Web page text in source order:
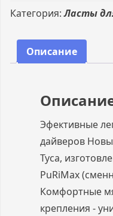
для
Tusa
Hyflex
Категория:Ласты
Описание
Эфективные
дайверов
Туса,
PuRiMax
Комфортные
крепления -